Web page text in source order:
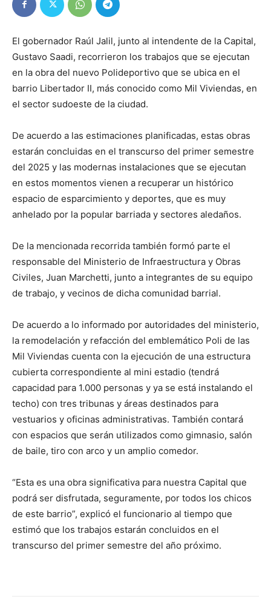
El gobernador Raúl Jalil, junto al intendente de la Capital,
Gustavo Saadi, recorrieron los trabajos que se ejecutan
en la obra del nuevo Polideportivo que se ubica en el
barrio Libertador II, más conocido como Mil Viviendas, en
el sector sudoeste de la ciudad.
De acuerdo a las estimaciones planificadas, estas obras
estarán concluidas en el transcurso del primer semestre
del 2025 y las modernas instalaciones que se ejecutan
en estos momentos vienen a recuperar un histórico
espacio de esparcimiento y deportes, que es muy
anhelado por la popular barriada y sectores aledaños.
De la mencionada recorrida también formó parte el
responsable del Ministerio de Infraestructura y Obras
Civiles, Juan Marchetti, junto a integrantes de su equipo
de trabajo, y vecinos de dicha comunidad barrial.
De acuerdo a lo informado por autoridades del ministerio,
la remodelación y refacción del emblemático Poli de las
Mil Viviendas cuenta con la ejecución de una estructura
cubierta correspondiente al mini estadio (tendrá
capacidad para 1.000 personas y ya se está instalando el
techo) con tres tribunas y áreas destinados para
vestuarios y oficinas administrativas. También contará
con espacios que serán utilizados como gimnasio, salón
de baile, tiro con arco y un amplio comedor.
“Esta es una obra significativa para nuestra Capital que
podrá ser disfrutada, seguramente, por todos los chicos
de este barrio”, explicó el funcionario al tiempo que
estimó que los trabajos estarán concluidos en el
transcurso del primer semestre del año próximo.